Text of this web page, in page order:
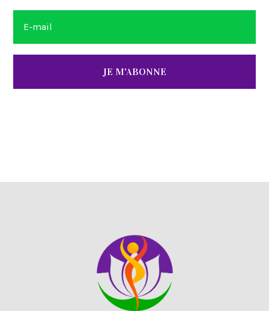
JE M'ABONNE